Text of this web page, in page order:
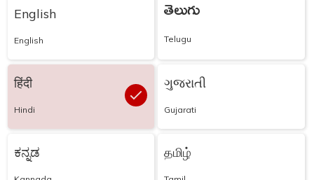
English
English
తెలుగు
Telugu
हिंदी
Hindi
ગુજરાતી
Gujarati
ಕನ್ನಡ தமிழ்